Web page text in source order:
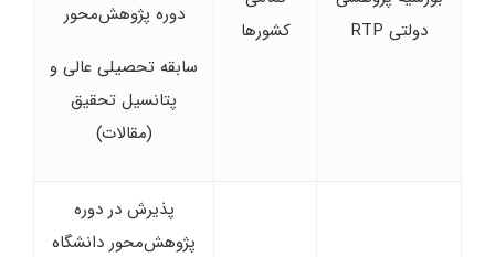
دولتی RTP
کشورها
دوره پژوهش‌محور
سابقه تحصیلی عالی و
پتانسیل تحقیق
(مقالات)
پذیرش در دوره
پژوهش‌محور دانشگاه